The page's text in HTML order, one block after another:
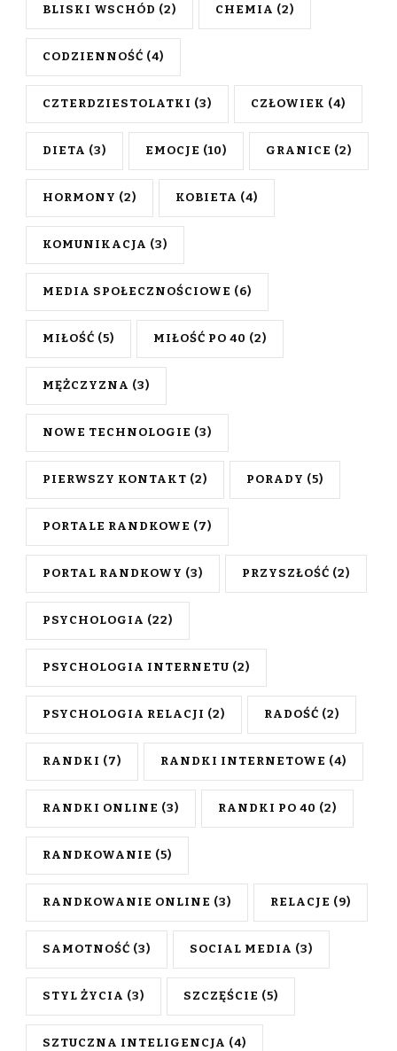
BLISKI WSCHÓD (2) CHEMIA (2)
CODZIENNOŚĆ (4)
CZTERDZIESTOLATKI (3) CZŁOWIEK (4)
DIETA (3) EMOCJE (10) GRANICE (2)
HORMONY (2) KOBIETA (4)
KOMUNIKACJA (3)
MEDIA SPOŁECZNOŚCIOWE (6)
MIŁOŚĆ (5) MIŁOŚĆ PO 40 (2)
MĘŻCZYZNA (3)
NOWE TECHNOLOGIE (3)
PIERWSZY KONTAKT (2) PORADY (5)
PORTALE RANDKOWE (7)
PORTAL RANDKOWY (3) PRZYSZŁOŚĆ (2)
PSYCHOLOGIA (22)
PSYCHOLOGIA INTERNETU (2)
PSYCHOLOGIA RELACJI (2) RADOŚĆ (2)
RANDKI (7) RANDKI INTERNETOWE (4)
RANDKI ONLINE (3) RANDKI PO 40 (2)
RANDKOWANIE (5)
RANDKOWANIE ONLINE (3) RELACJE (9)
SAMOTNOŚĆ (3) SOCIAL MEDIA (3)
STYL ŻYCIA (3) SZCZĘŚCIE (5)
SZTUCZNA INTELIGENCJA (4)